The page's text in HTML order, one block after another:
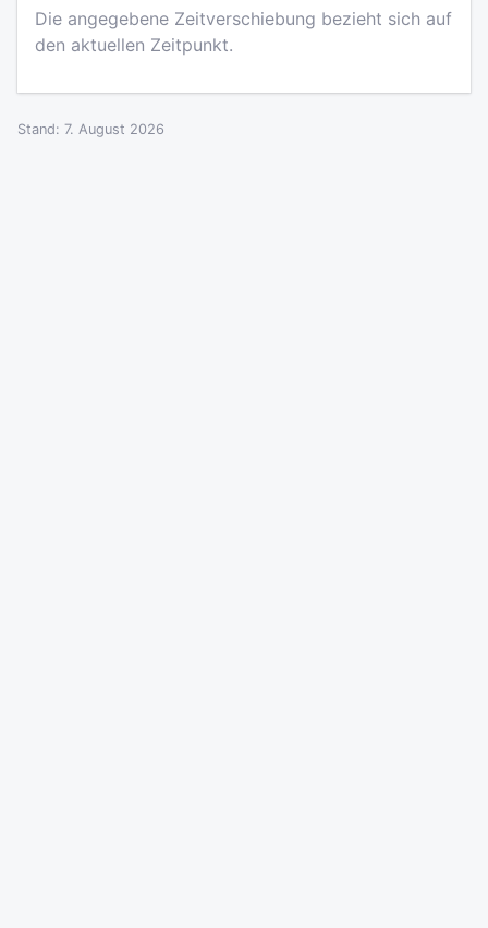
Die angegebene Zeitverschiebung bezieht sich auf
den aktuellen Zeitpunkt.
Stand: 7. August 2026